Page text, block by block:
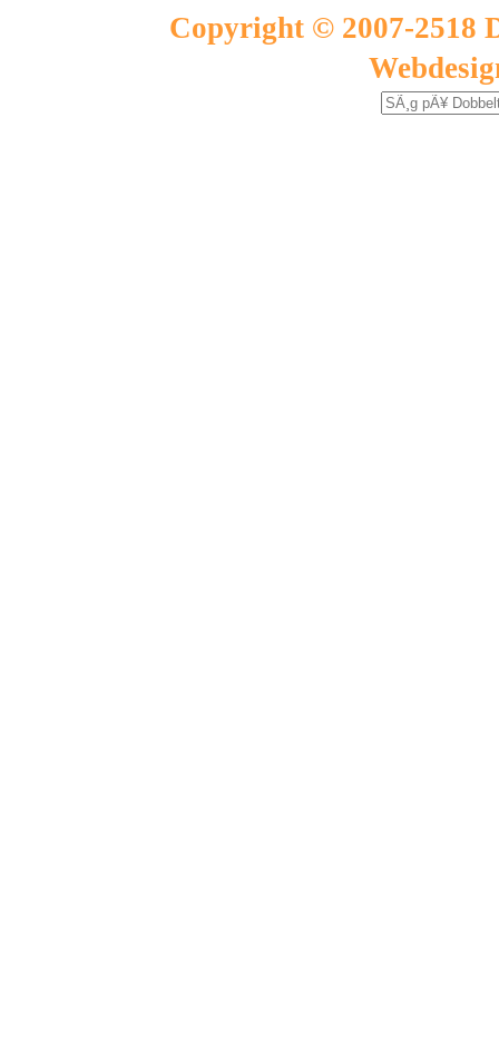
Copyright © 2007-2518